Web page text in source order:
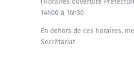
(Horaires ouverture
14h00 à 16h30
En dehors de ces horaires,
Secrétariat